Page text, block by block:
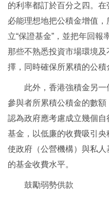
的利率都訂於百分之四。
必能理想地把公積金增值
立“保證基金”，並把年回
那些不熟悉投資市場環境
擇，同時確保所累積的公積
此外，香港強積金另一
參與者所累積公積金的數
認為政府應考慮成立幾個
基金，以低廉的收費吸引
使政府（公營機構）與私人
的基金收費水平。
鼓勵弱勢供款